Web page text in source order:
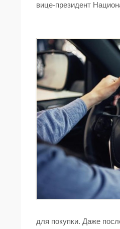
вице-президент
для покупки. Даже